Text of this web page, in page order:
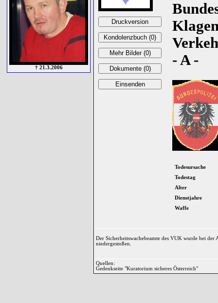
† 21.3.2006
- A -
Todesursache
Todestag
Alter
Dienstjahre
Waffe
Der Sicherheitswachebeamte des VUK wurde bei
niedergestoßen.
Quellen:
Gedenkseite "Kuratorium sicheres Österreich"